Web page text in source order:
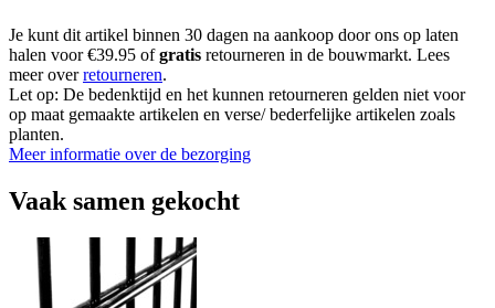
Je kunt dit artikel binnen 30 dagen na aankoop door ons op laten
halen voor €39.95 ofgratis retourneren in de bouwmarkt. Lees
meer overretourneren.
Let op: De bedenktijd en het kunnen retourneren gelden niet voor
op maat gemaakte artikelen en verse/ bederfelijke artikelen zoals
planten.
Meer informatie over de bezorging
Vaak samen gekocht